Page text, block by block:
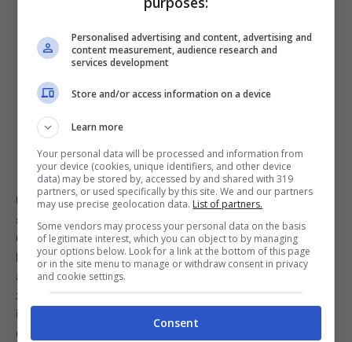
Un passaggio importante, per rendere il nostro dolce
squisito e cremoso, è
la macerazione. Cosa significa?
Che prima di unire le mele all’impasto dovremmo
lavarle, sbucciarle e lasciarle riposare in una ciotola
assieme a del succo di limone e una spolverata di
zucchero: sentirete che differenza! Infine, occhio agli
ingredienti secchi! Seguire le dosi è importante,
ovviamente, ma ricordate che la cucina è anche istinto.
Personalised advertising and content, advertising and
content measurement, audience research and
services development
Store and/or access information on a device
Learn more
Your personal data will be processed and information from
your device (cookies, unique identifiers, and other device
data) may be stored by, accessed by and shared with 319
partners, or used specifically by this site. We and our partners
may use precise geolocation data. List of partners.
Some vendors may process your personal data on the basis
of legitimate interest, which you can object to by managing
your options below. Look for a link at the bottom of this page
or in the site menu to manage or withdraw consent in privacy
and cookie settings.
Consent